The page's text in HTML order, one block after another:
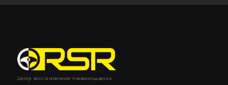
Центр восстановления пневмоподвески